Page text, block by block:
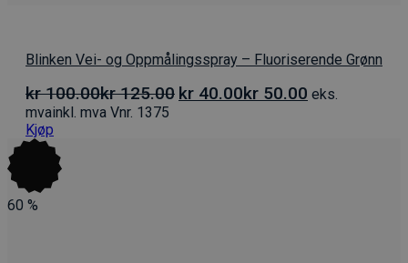
Blinken Vei- og Oppmålingsspray – Fluoriserende Grønn
kr100.00kr125.00 Opprinnelig
kr 40.00kr 50.00 Nåværende
eks.
mvainkl. mva Vnr. 1375
Kjøp
60 %